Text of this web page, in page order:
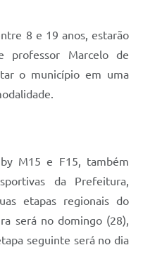
8 e 19 anos, estarão
professor Marcelo de
o município em uma
M15 e F15, também
da Prefeitura,
etapas regionais do
será no domingo (28),
seguinte será no dia